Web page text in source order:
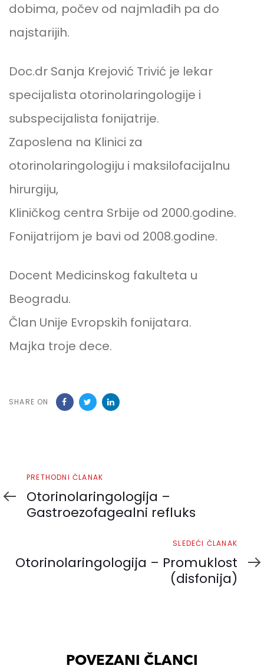
dobima, počev od najmlađih pa do
najstarijih.
Doc.dr Sanja Krejović Trivić je lekar
specijalista otorinolaringologije i
subspecijalista fonijatrije.
Zaposlena na Klinici za
otorinolaringologiju i maksilofacijalnu
hirurgiju,
Kliničkog centra Srbije od 2000.godine.
Fonijatrijom je bavi od 2008.godine.
Docent Medicinskog fakulteta u
Beogradu.
Član Unije Evropskih fonijatara.
Majka troje dece.
SHARE ON
Prethodni
članak
PRETHODNI ČLANAK
Otorinolaringologija –
Gastroezofagealni refluks
članak
SLEDEĆI ČLANAK
Otorinolaringologija – Promuklost
(disfonija)
POVEZANI ČLANCI